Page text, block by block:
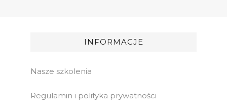
INFORMACJE
Nasze szkolenia
Regulamin i polityka prywatności